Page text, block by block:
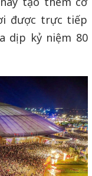
được trực tiếp
dịp kỷ niệm 80